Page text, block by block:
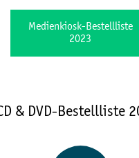
Medienkiosk-Bestellliste
2023
& DVD-Bestellliste